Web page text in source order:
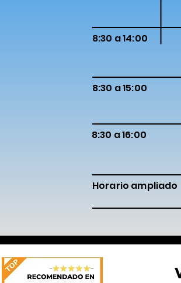
8:30 a 14:00
8:30 a 15:00
8:30 a 16:00
Horario ampliado